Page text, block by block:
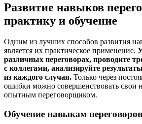
Развитие навыков
практику и обучение
Одним из лучших способов развития
является их практическое применение.
различных переговорах, проводите
с коллегами, анализируйте
из каждого случая. Только через
ошибки можно совершенствовать свои
опытным переговорщиком.
Обучение навыкам переговоров